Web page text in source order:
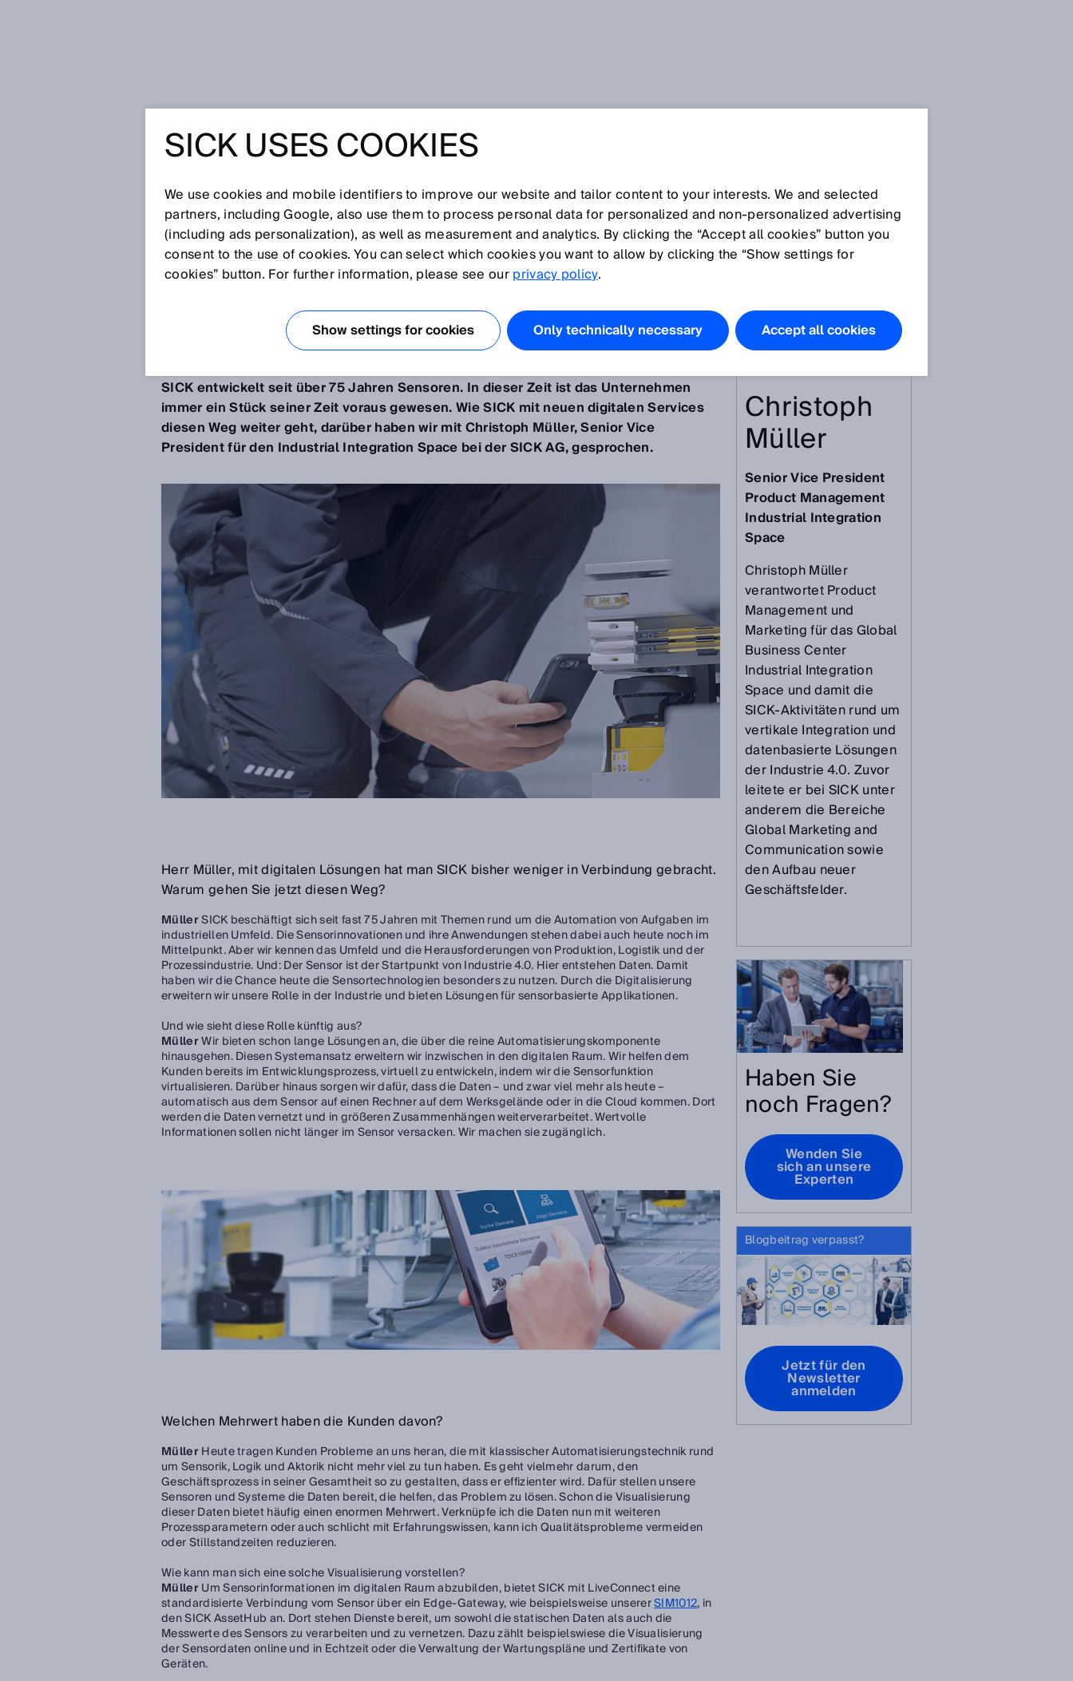
DIGITALE SERVICES: "WIR
MACHEN WERTVOLLE
INFORMATIONEN
ZUGÄNGLICH"
SICK entwickelt seit über 75 Jahren Sensoren. In dieser Zeit ist das Unternehmen
immer ein Stück seiner Zeit voraus gewesen. Wie SICK mit neuen digitalen Services
diesen Weg weiter geht, darüber haben wir mit Christoph Müller, Senior Vice
President für den Industrial Integration Space bei der SICK AG, gesprochen.
Herr Müller, mit digitalen Lösungen hat man SICK bisher weniger in Verbindung gebracht.
Warum gehen Sie jetzt diesen Weg?
MüllerSICK beschäftigt sich seit fast 75 Jahren mit Themen rund um die Automation von Aufgaben im
industriellen Umfeld. Die Sensorinnovationen und ihre Anwendungen stehen dabei auch heute noch im
Mittelpunkt. Aber wir kennen das Umfeld und die Herausforderungen von Produktion, Logistik und der
Prozessindustrie. Und: Der Sensor ist der Startpunkt von Industrie 4.0. Hier entstehen Daten. Damit
haben wir die Chance heute die Sensortechnologien besonders zu nutzen. Durch die Digitalisierung
erweitern wir unsere Rolle in der Industrie und bieten Lösungen für sensorbasierte Applikationen.
Und wie sieht diese Rolle künftig aus?
MüllerWir bieten schon lange Lösungen an, die über die reine Automatisierungskomponente
hinausgehen. Diesen Systemansatz erweitern wir inzwischen in den digitalen Raum. Wir helfen dem
Kunden bereits im Entwicklungsprozess, virtuell zu entwickeln, indem wir die Sensorfunktion
virtualisieren. Darüber hinaus sorgen wir dafür, dass die Daten – und zwar viel mehr als heute –
automatisch aus dem Sensor auf einen Rechner auf dem Werksgelände oder in die Cloud kommen. Dort
werden die Daten vernetzt und in größeren Zusammenhängen weiterverarbeitet. Wertvolle
Informationen sollen nicht länger im Sensor versacken. Wir machen sie zugänglich.
Welchen Mehrwert haben die Kunden davon?
MüllerHeute tragen Kunden Probleme an uns heran, die mit klassischer Automatisierungstechnik rund
um Sensorik, Logik und Aktorik nicht mehr viel zu tun haben. Es geht vielmehr darum, den
Geschäftsprozess in seiner Gesamtheit so zu gestalten, dass er effizienter wird. Dafür stellen unsere
Sensoren und Systeme die Daten bereit, die helfen, das Problem zu lösen. Schon die Visualisierung
dieser Daten bietet häufig einen enormen Mehrwert. Verknüpfe ich die Daten nun mit weiteren
Prozessparametern oder auch schlicht mit Erfahrungswissen, kann ich Qualitätsprobleme vermeiden
oder Stillstandzeiten reduzieren.
Wie kann man sich eine solche Visualisierung vorstellen?
MüllerUm Sensorinformationen im digitalen Raum abzubilden, bietet SICK mit LiveConnect eine
standardisierte Verbindung vom Sensor über ein Edge-Gateway, wie beispielsweise unsererSIM1012, in
den SICK AssetHub an. Dort stehen Dienste bereit, um sowohl die statischen Daten als auch die
Messwerte des Sensors zu verarbeiten und zu vernetzen. Dazu zählt beispielswiese die Visualisierung
der Sensordaten online und in Echtzeit oder die Verwaltung der Wartungspläne und Zertifikate von
Geräten.
Alle Artikel
Christoph
Müller
Senior Vice President
Product Management
Industrial Integration
Space
Christoph Müller
verantwortet Product
Management und
Marketing für das Global
Business Center
Industrial Integration
Space und damit die
SICK-Aktivitäten rund um
vertikale Integration und
datenbasierte Lösungen
der Industrie 4.0. Zuvor
leitete er bei SICK unter
anderem die Bereiche
Global Marketing and
Communication sowie
den Aufbau neuer
Geschäftsfelder.
Haben Sie
noch Fragen?
Wenden Sie
sich an unsere
Experten
Blogbeitrag verpasst?
Jetzt für den
Newsletter
anmelden
SICK USES COOKIES
We use cookies and mobile identifiers to improve our website and tailor content to your interests. We and selected
partners, including Google, also use them to process personal data for personalized and non‑personalized advertising
(including ads personalization), as well as measurement and analytics. By clicking the “Accept all cookies” button you
consent to the use of cookies. You can select which cookies you want to allow by clicking the “Show settings for
cookies” button. For further information, please see ourprivacy policy.
Show settings for cookies Only technically necessary Accept all cookies